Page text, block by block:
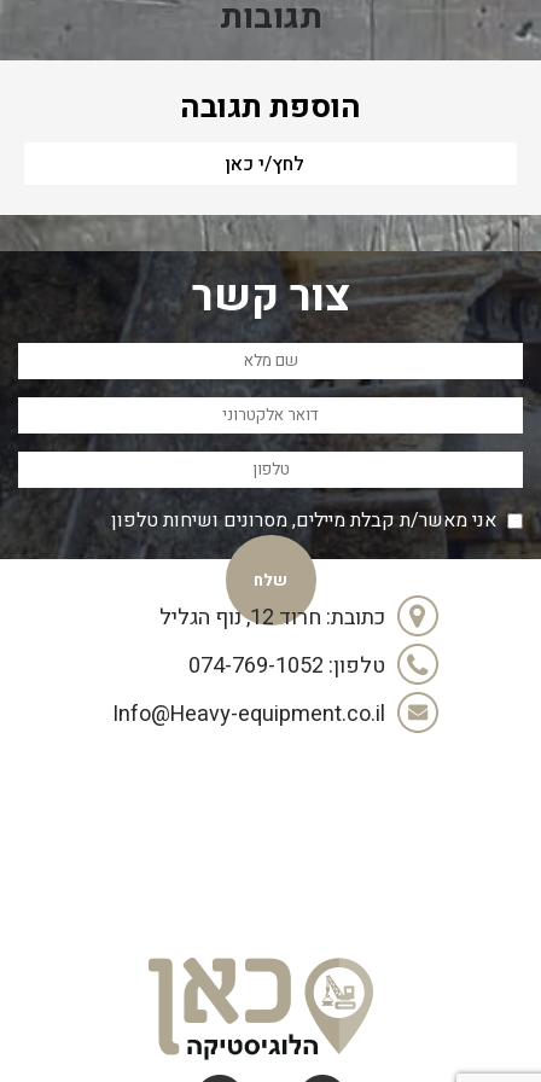
תגובות
הוספת תגובה
לחץ/י כאן
צור קשר
אני מאשר/ת קבלת מיילים, מסרונים ושיחות טלפון
כתובת: חרוד 12, נוף הגליל
טלפון: 074-769-1052
Info@Heavy-equipment.co.il